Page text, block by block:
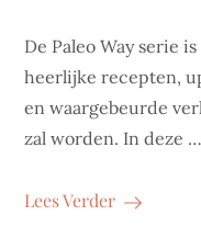
De Paleo Way serie
heerlijke recepten,
en waargebeurde
zal worden. In deze …
Lees Verder